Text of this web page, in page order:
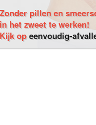
Zonder pillen en
in het zweet te werken!
Kijk opeenvoudig-